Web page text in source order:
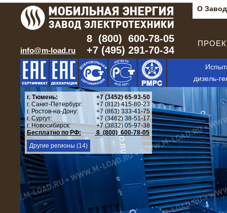
О
info@m-load.ru
8 (800) 600-78-05
+7 (495) 291-70-34
дизель-
г. Тюмень:
+7 (3452) 65-93-50
г. Санкт-Петербург:
+7 (812) 415-80-23
г. Ростов-на-Дону:
+7 (863) 333-41-75
г. Сургут:
+7 (3462) 38-51-17
г. Новосибирск:
+7 (3832) 05-97-38
Бесплатно по РФ:
8 (800) 600-78-05
Другие регионы (14)